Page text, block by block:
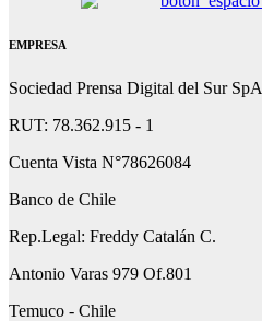
EMPRESA
Sociedad Prensa Digital del Sur SpA
RUT: 78.362.915 - 1
Cuenta Vista N°78626084
Banco de Chile
Rep.Legal: Freddy Catalán C.
Antonio Varas 979 Of.801
Temuco - Chile